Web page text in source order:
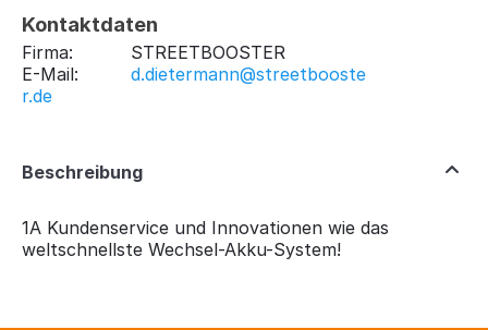
Kontaktdaten
Firma:
STREETBOOSTER
E-Mail:
d.dietermann@streetbooste
r.de
Beschreibung
1A Kundenservice und Innovationen wie das
weltschnellste Wechsel-Akku-System!